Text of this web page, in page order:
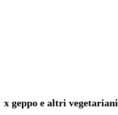
x geppo e altri vegetariani